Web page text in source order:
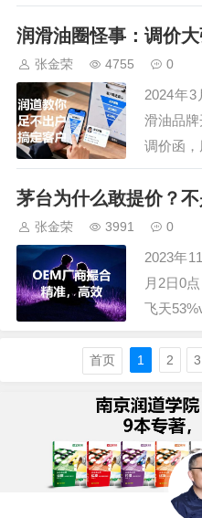
而多赚
原因最多
昂，或
缩减，
1、原料
这个理
润滑油圈怪事：调价
张金荣 4755 0
2024年
滑油品
调价函
奇怪的
息，成了
润滑油
降，出
就是工
压油…
茅台为什么敢提价？
张金荣 3991 0
2023年
月2日0
飞天
台凭借
涨船高，
市场信
首页 1 2 3